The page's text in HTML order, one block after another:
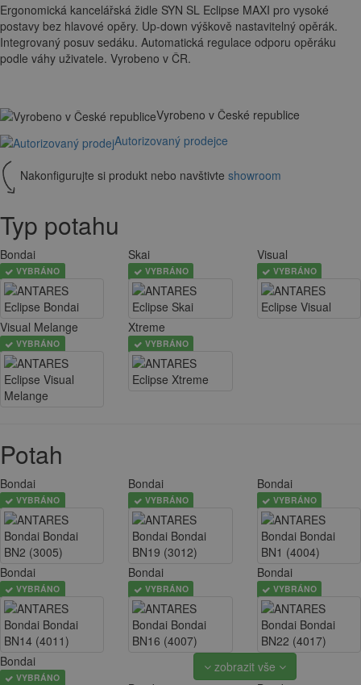
Ergonomická kancelářská židle SYN SL Eclipse MAXI pro vysoké
postavy bez hlavové opěry. Up-down výškově nastavitelný opěrák.
Integrovaný posuv sedáku. Automatická regulace odporu opěráku
podle váhy uživatele. Vyrobeno v ČR.
Vyrobeno v České republice
Autorizovaný prodejce
Nakonfigurujte si produkt nebo navštivte showroom
Typ potahu
Bondai
VYBRÁNO
Skai
VYBRÁNO
Visual
VYBRÁNO
Visual Melange
VYBRÁNO
Xtreme
VYBRÁNO
Potah
Bondai
VYBRÁNO
Bondai
VYBRÁNO
Bondai
VYBRÁNO
Bondai
VYBRÁNO
Bondai
VYBRÁNO
Bondai
VYBRÁNO
Bondai
VYBRÁNO
zobrazit vše